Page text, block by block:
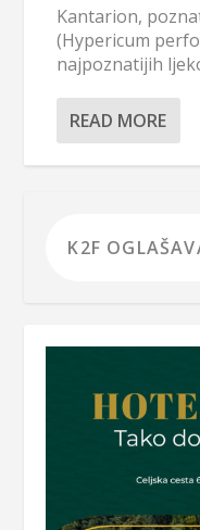
Kantarion,
(Hypericum
najpoznatijih
READ MORE